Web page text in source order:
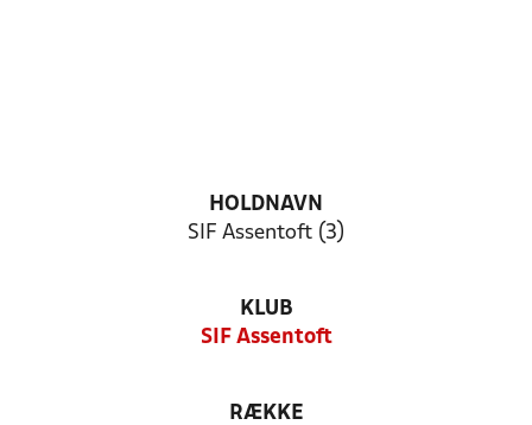
HOLDNAVN
SIF Assentoft (3)
KLUB
SIF Assentoft
RÆKKE